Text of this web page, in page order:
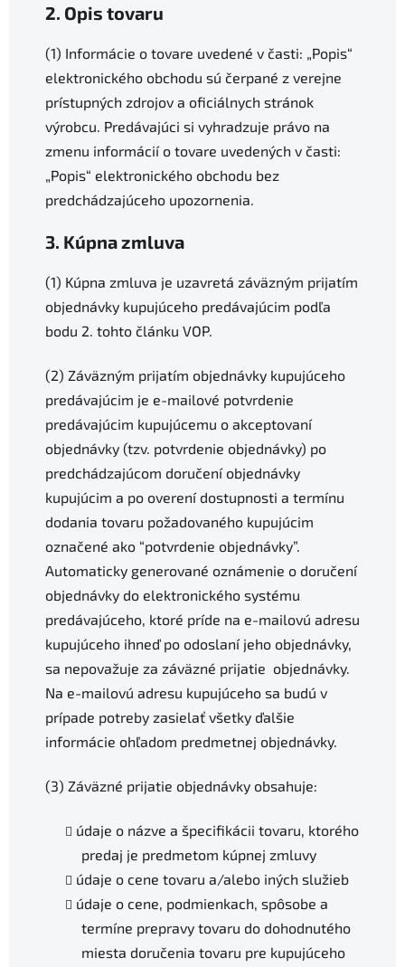
2. Opis tovaru
(1) Informácie o tovare uvedené v časti: „Popis“
elektronického obchodu sú čerpané z verejne
prístupných zdrojov a oficiálnych stránok
výrobcu. Predávajúci si vyhradzuje právo na
zmenu informácií o tovare uvedených v časti:
„Popis“ elektronického obchodu bez
predchádzajúceho upozornenia.
3. Kúpna zmluva
(1) Kúpna zmluva je uzavretá záväzným prijatím
objednávky kupujúceho predávajúcim podľa
bodu 2. tohto článku VOP.
(2) Záväzným prijatím objednávky kupujúceho
predávajúcim je e-mailové potvrdenie
predávajúcim kupujúcemu o akceptovaní
objednávky (tzv. potvrdenie objednávky) po
predchádzajúcom doručení objednávky
kupujúcim a po overení dostupnosti a termínu
dodania tovaru požadovaného kupujúcim
označené ako “potvrdenie objednávky”.
Automaticky generované oznámenie o doručení
objednávky do elektronického systému
predávajúceho, ktoré príde na e-mailovú adresu
kupujúceho ihneď po odoslaní jeho objednávky,
sa nepovažuje za záväzné prijatie objednávky.
Na e-mailovú adresu kupujúceho sa budú v
prípade potreby zasielať všetky ďalšie
informácie ohľadom predmetnej objednávky.
(3) Záväzné prijatie objednávky obsahuje:
údaje o názve a špecifikácii tovaru, ktorého
predaj je predmetom kúpnej zmluvy
údaje o cene tovaru a/alebo iných služieb
údaje o cene, podmienkach, spôsobe a
termíne prepravy tovaru do dohodnutého
miesta doručenia tovaru pre kupujúceho